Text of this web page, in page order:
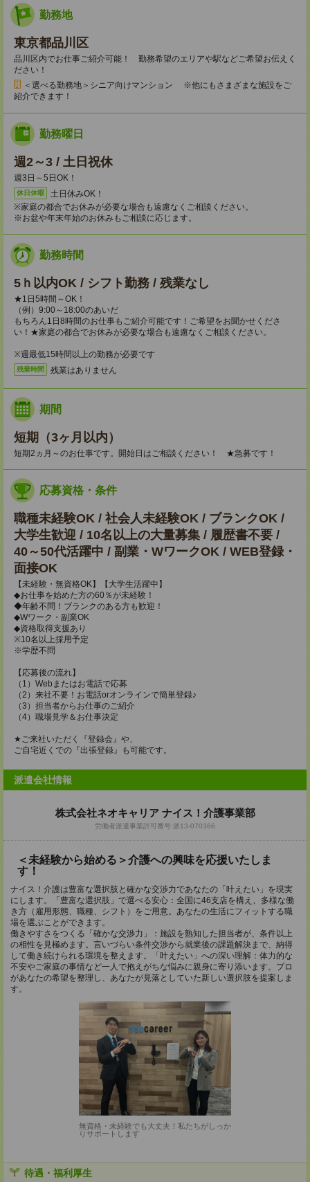
勤務地
東京都品川区
品川区内でお仕事ご紹介可能！ 勤務希望のエリアや駅などご希望お伝えく
ださい！
＜選べる勤務地＞シニア向けマンション ※他にもさまざまな施設をご
紹介できます！
勤務曜日
週2～3 / 土日祝休
週3日～5日OK！
休日休暇
土日休みOK！
※家庭の都合でお休みが必要な場合も遠慮なくご相談ください。
※お盆や年末年始のお休みもご相談に応じます。
勤務時間
5ｈ以内OK / シフト勤務 / 残業なし
★1日5時間～OK！
（例）9:00～18:00のあいだ
もちろん1日8時間のお仕事もご紹介可能です！ご希望をお聞かせくださ
い！★家庭の都合でお休みが必要な場合も遠慮なくご相談ください。
※週最低15時間以上の勤務が必要です
残業時間 残業はありません
期間
短期（3ヶ月以内）
短期2ヵ月～のお仕事です。開始日はご相談ください！ ★急募です！
応募資格・条件
職種未経験OK / 社会人未経験OK / ブランクOK /
大学生歓迎 / 10名以上の大量募集 / 履歴書不要 /
40～50代活躍中 / 副業・WワークOK / WEB登録・
面接OK
【未経験・無資格OK】【大学生活躍中】
◆お仕事を始めた方の60％が未経験！
◆年齢不問！ブランクのある方も歓迎！
◆Wワーク・副業OK
◆資格取得支援あり
※10名以上採用予定
※学歴不問
【応募後の流れ】
（1）Webまたはお電話で応募
（2）来社不要！お電話orオンラインで簡単登録♪
（3）担当者からお仕事のご紹介
（4）職場見学＆お仕事決定
★ご来社いただく『登録会』や、
ご自宅近くでの『出張登録』も可能です。
派遣会社情報
株式会社ネオキャリア ナイス！介護事業部
労働者派遣事業許可番号:派13-070366
＜未経験から始める＞介護への興味を応援いたしま
す！
ナイス！介護は豊富な選択肢と確かな交渉力であなたの「叶えたい」を現実
にします。「豊富な選択肢」で選べる安心：全国に46支店を構え、多様な働
き方（雇用形態、職種、シフト）をご用意。あなたの生活にフィットする職
場を選ぶことができます。
働きやすさをつくる「確かな交渉力」：施設を熟知した担当者が、条件以上
の相性を見極めます。言いづらい条件交渉から就業後の課題解決まで、納得
して働き続けられる環境を整えます。「叶えたい」への深い理解：体力的な
不安やご家庭の事情など一人で抱えがちな悩みに親身に寄り添います。プロ
があなたの希望を整理し、あなたが見落としていた新しい選択肢を提案しま
す。
無資格・未経験でも大丈夫！私たちがしっか
りサポートします
待遇・福利厚生